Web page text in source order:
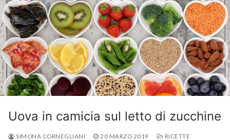
Uova in camicia sul letto di zucchine
SIMONA CORNEGLIANI 20 MARZO 2019 RICETTE